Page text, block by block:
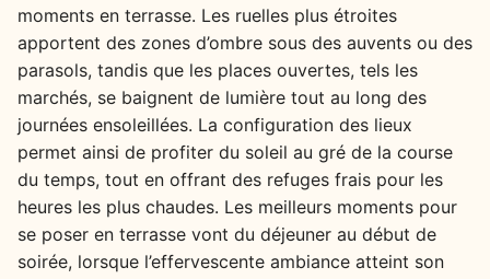
moments en terrasse. Les ruelles plus étroites
apportent des zones d’ombre sous des auvents ou des
parasols, tandis que les places ouvertes, tels les
marchés, se baignent de lumière tout au long des
journées ensoleillées. La configuration des lieux
permet ainsi de profiter du soleil au gré de la course
du temps, tout en offrant des refuges frais pour les
heures les plus chaudes. Les meilleurs moments pour
se poser en terrasse vont du déjeuner au début de
soirée, lorsque l’effervescente ambiance atteint son